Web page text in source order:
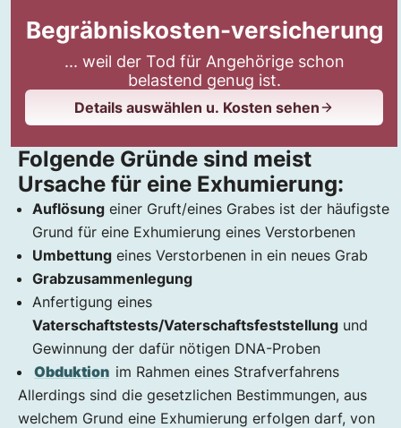
Begräbniskosten-versicherung
... weil der Tod für Angehörige schon
belastend genug ist.
Details auswählen u. Kosten sehen
Folgende Gründe sind meist
Ursache für eine Exhumierung:
Auflösung einer Gruft/eines Grabes ist der häufigste
Grund für eine Exhumierung eines Verstorbenen
Umbettung eines Verstorbenen in ein neues Grab
Grabzusammenlegung
Anfertigung eines
Vaterschaftstests/Vaterschaftsfeststellung und
Gewinnung der dafür nötigen DNA-Proben
Obduktion im Rahmen eines Strafverfahrens
Allerdings sind die gesetzlichen Bestimmungen, aus
welchem Grund eine Exhumierung erfolgen darf, von